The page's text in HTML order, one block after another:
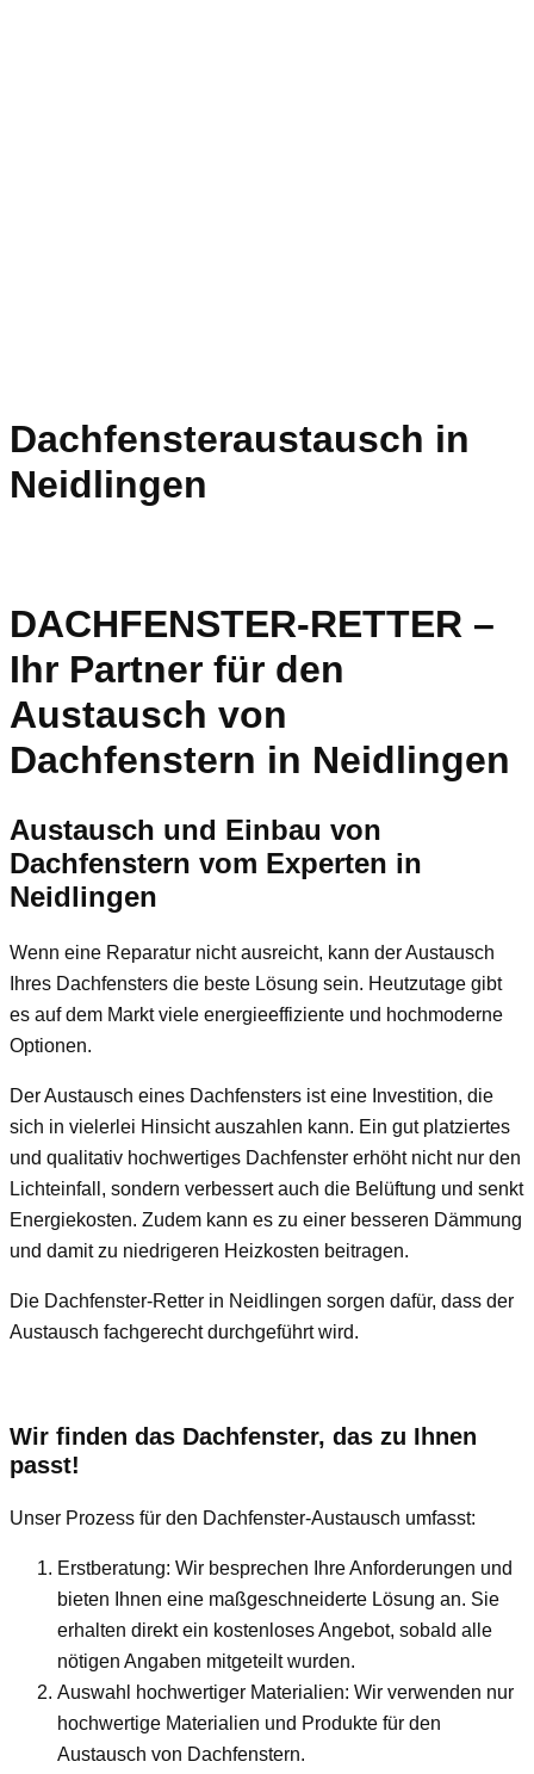
Dachfensteraustausch in
Neidlingen
DACHFENSTER-RETTER –
Ihr Partner für den
Austausch von
Dachfenstern in Neidlingen
Austausch und Einbau von
Dachfenstern vom Experten in
Neidlingen
Wenn eine Reparatur nicht ausreicht, kann der Austausch
Ihres Dachfensters die beste Lösung sein. Heutzutage gibt
es auf dem Markt viele energieeffiziente und hochmoderne
Optionen.
Der Austausch eines Dachfensters ist eine Investition, die
sich in vielerlei Hinsicht auszahlen kann. Ein gut platziertes
und qualitativ hochwertiges Dachfenster erhöht nicht nur den
Lichteinfall, sondern verbessert auch die Belüftung und senkt
Energiekosten. Zudem kann es zu einer besseren Dämmung
und damit zu niedrigeren Heizkosten beitragen.
Die Dachfenster-Retter in Neidlingen sorgen dafür, dass der
Austausch fachgerecht durchgeführt wird.
Wir finden das Dachfenster, das zu Ihnen
passt!
Unser Prozess für den Dachfenster-Austausch umfasst:
Erstberatung: Wir besprechen Ihre Anforderungen und
bieten Ihnen eine maßgeschneiderte Lösung an. Sie
erhalten direkt ein kostenloses Angebot, sobald alle
nötigen Angaben mitgeteilt wurden.
Auswahl hochwertiger Materialien: Wir verwenden nur
hochwertige Materialien und Produkte für den
Austausch von Dachfenstern.